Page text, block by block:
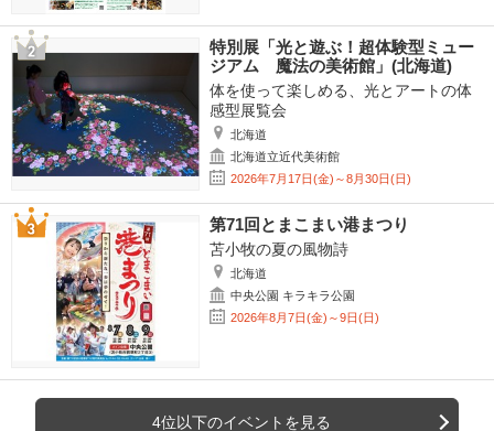
特別展「光と遊ぶ！超体験型ミュー
ジアム 魔法の美術館」(北海道)
体を使って楽しめる、光とアートの体
感型展覧会
北海道
北海道立近代美術館
2026年7月17日(金)～8月30日(日)
第71回とまこまい港まつり
苫小牧の夏の風物詩
北海道
中央公園 キラキラ公園
2026年8月7日(金)～9日(日)
4位以下のイベントを見る